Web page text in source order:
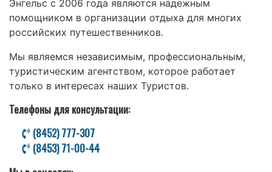
Энгельс с 2006 года являются надежным
помощником в организации отдыха для многих
российских путешественников.
Мы являемся независимым, профессиональным,
туристическим агентством, которое работает
только в интересах наших Туристов.
Телефоны для консультации:
(8452) 777-307
(8453) 71-00-44